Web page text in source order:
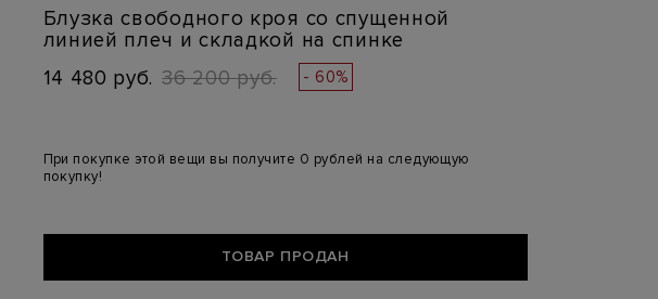
Блузка свободного кроя со спущенной
линией плеч и складкой на спинке
14 480 руб. 36 200 руб. - 60%
При покупке этой вещи вы получите 0 рублей на следующую
покупку!
ТОВАР ПРОДАН